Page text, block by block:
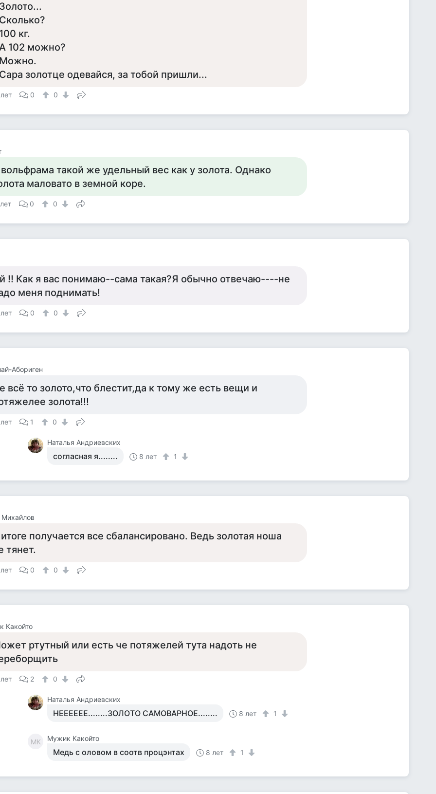
кг.
102 можно?
золотце одевайся, за тобой пришли...
0 0
такой же удельный вес как у золота. Однако
маловато в земной коре.
0 0
!! Как я вас понимаю--сама такая?Я обычно отвечаю----не
меня поднимать!
0 0
Абориген
всё то золото,что блестит,да к тому же есть вещи и
золота!!!
1 0
Наталья Андриевских
согласная я........ 8 лет 1
получается все сбалансировано. Ведь золотая ноша
тянет.
0 0
Какойто
ртутный или есть че потяжелей тута надоть не
2 0
Наталья Андриевских
НЕЕЕЕЕЕ........ЗОЛОТО САМОВАРНОЕ........ 8 лет 1
МК Мужик Какойто
Медь с оловом в соотв процэнтах 8 лет 1